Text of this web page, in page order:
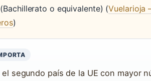
o equivalente) (Vuelarioja
)
el segundo país de la UE con mayor